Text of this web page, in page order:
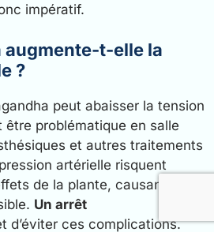
impératif.
augmente-t-elle la
?
peut abaisser la tension
problématique en salle
et autres traitements
artérielle risquent
de la plante, causant une
Un arrêt
d’éviter ces complications.